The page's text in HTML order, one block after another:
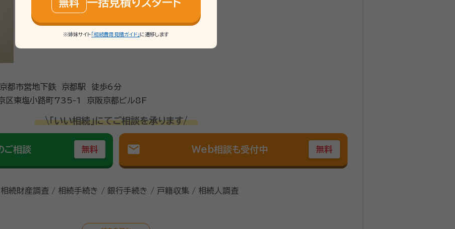
ます。
京都市営地下鉄 京都駅 徒歩6分
区東塩小路町735-1 京阪京都ビル8F
\「いい相続」にてご相談を承ります/
ご相談 無料 mail Web相談も受付中 無料
続財産調査 / 相続手続き / 銀行手続き / 戸籍収集 / 相続人調査
無料 一括見積りスタート
※姉妹サイト 「相続費用見積ガイド」 に遷移します